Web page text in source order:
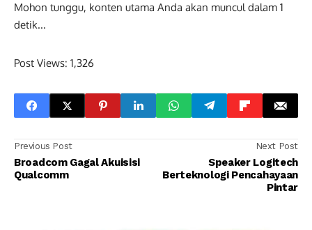
Mohon tunggu, konten utama Anda akan muncul dalam 0
detik...
Post Views: 1,326
Previous Post
Broadcom Gagal Akuisisi
Qualcomm
Next Post
Speaker Logitech
Berteknologi Pencahayaan
Pintar